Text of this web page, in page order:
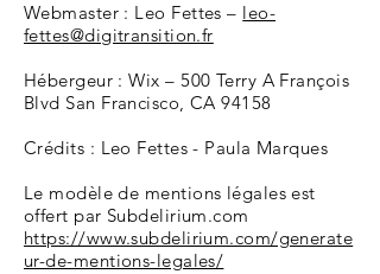
Webmaster : Leo Fettes – leo-
fettes@digitransition.fr
Hébergeur : Wix – 500 Terry A François
Blvd San Francisco, CA 94158
Crédits : Leo Fettes - Paula Marques
Le modèle de mentions légales est
offert par Subdelirium.com
https://www.subdelirium.com/generate
ur-de-mentions-legales/